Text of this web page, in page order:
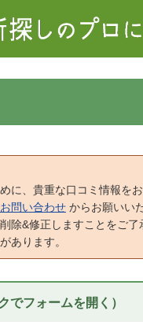
に、貴重な口コミ情報をお
お問い合わせ からお願いい
除&修正しますことをご
あります。
でフォームを開く）